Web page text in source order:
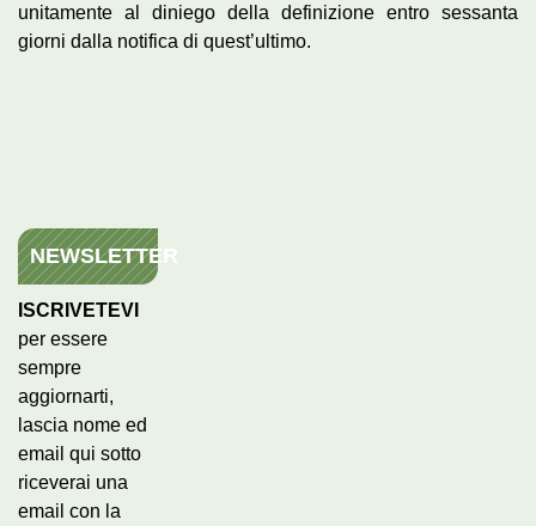
unitamente al diniego della definizione entro sessanta
giorni dalla notifica di quest’ultimo.
NEWSLETTER
ISCRIVETEVI
per essere
sempre
aggiornarti,
lascia nome ed
email qui sotto
riceverai una
email con la